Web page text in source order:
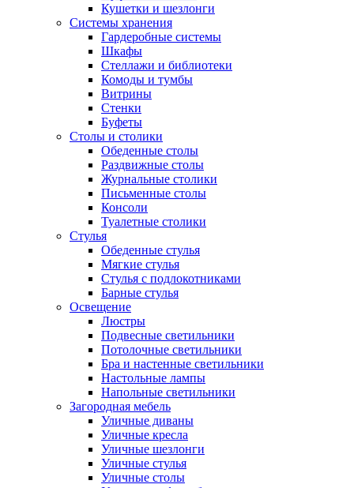
Кушетки и шезлонги
Системы хранения
Гардеробные системы
Шкафы
Стеллажи и библиотеки
Комоды и тумбы
Витрины
Стенки
Буфеты
Столы и столики
Обеденные столы
Раздвижные столы
Журнальные столики
Письменные столы
Консоли
Туалетные столики
Стулья
Обеденные стулья
Мягкие стулья
Стулья с подлокотниками
Барные стулья
Освещение
Люстры
Подвесные светильники
Потолочные светильники
Бра и настенные светильники
Настольные лампы
Напольные светильники
Загородная мебель
Уличные диваны
Уличные кресла
Уличные шезлонги
Уличные стулья
Уличные столы